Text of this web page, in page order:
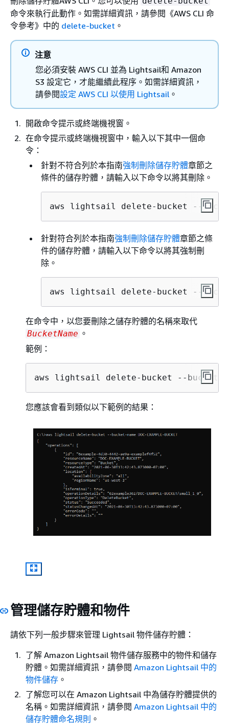
命令來執行此動作。如需詳細資訊，請參閱《AWS CLI 命
令參考》 中的 delete-bucket 。
注意
您必須安裝 AWS CLI 並為 Lightsail和 Amazon
S3 設定它，才能繼續此程序。如需詳細資訊，
請參閱設定 AWS CLI 以使用 Lightsail 。
開啟命令提示或終端機視窗。
在命令提示或終端機視窗中，輸入以下其中一個命
令：
針對不符合列於本指南強制刪除儲存貯體章節之
條件的儲存貯體，請輸入以下命令以將其刪除。
aws lightsail delete-bucket --
針對符合列於本指南強制刪除儲存貯體章節之條
件的儲存貯體，請輸入以下命令以將其強制刪
除。
aws lightsail delete-bucket --
在命令中，以您要刪除之儲存貯體的名稱來取代
BucketName 。
範例：
aws lightsail delete-bucket --bucket-
您應該會看到類似以下範例的結果：
管理儲存貯體和物件
請依下列一般步驟來管理 Lightsail 物件儲存貯體：
了解 Amazon Lightsail 物件儲存服務中的物件和儲存
貯體。如需詳細資訊，請參閱 Amazon Lightsail 中的
物件儲存 。
了解您可以在 Amazon Lightsail 中為儲存貯體提供的
名稱。如需詳細資訊，請參閱 Amazon Lightsail 中的
儲存貯體命名規則 。